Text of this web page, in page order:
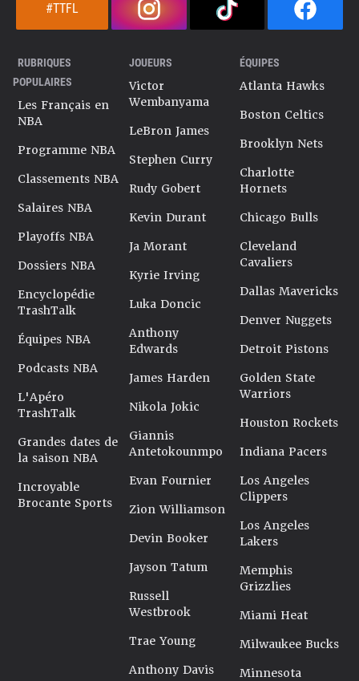
#TTFL
RUBRIQUES
POPULAIRES
Les Français en
NBA
Programme NBA
Classements NBA
Salaires NBA
Playoffs NBA
Dossiers NBA
Encyclopédie
TrashTalk
Équipes NBA
Podcasts NBA
L'Apéro
TrashTalk
Grandes dates de
la saison NBA
Incroyable
Brocante Sports
JOUEURS
Victor
Wembanyama
LeBron James
Stephen Curry
Rudy Gobert
Kevin Durant
Ja Morant
Kyrie Irving
Luka Doncic
Anthony
Edwards
James Harden
Nikola Jokic
Giannis
Antetokounmpo
Evan Fournier
Zion Williamson
Devin Booker
Jayson Tatum
Russell
Westbrook
Trae Young
Anthony Davis
ÉQUIPES
Atlanta Hawks
Boston Celtics
Brooklyn Nets
Charlotte
Hornets
Chicago Bulls
Cleveland
Cavaliers
Dallas Mavericks
Denver Nuggets
Detroit Pistons
Golden State
Warriors
Houston Rockets
Indiana Pacers
Los Angeles
Clippers
Los Angeles
Lakers
Memphis
Grizzlies
Miami Heat
Milwaukee Bucks
Minnesota